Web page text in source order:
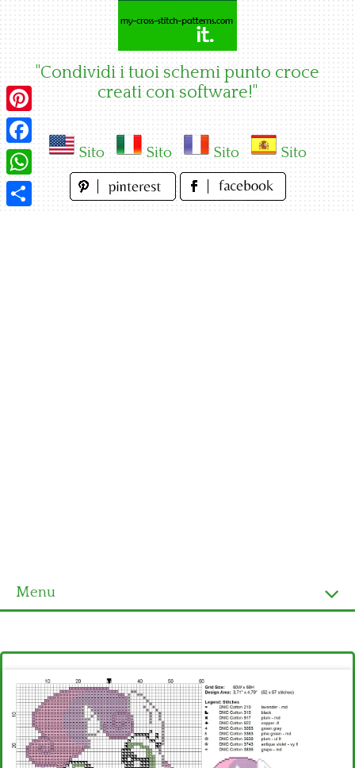
"Condividi i tuoi schemi punto croce
creati con software!"
Sito Sito Sito Sito
Menu
Ultimi schemi
Alfabeto
Bambini
Disney
Pinterest
Facebook
WhatsApp